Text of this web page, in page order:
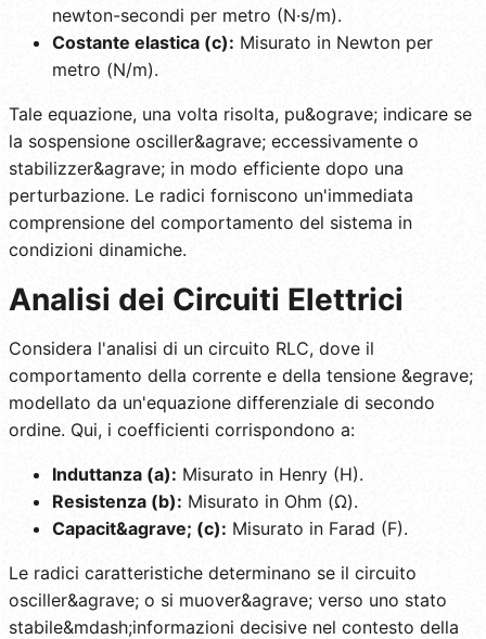
newton-secondi per metro (N·s/m).
Costante elastica (c): Misurato in Newton per
metro (N/m).
Tale equazione, una volta risolta, pu&ograve; indicare se
la sospensione osciller&agrave; eccessivamente o
stabilizzer&agrave; in modo efficiente dopo una
perturbazione. Le radici forniscono un'immediata
comprensione del comportamento del sistema in
condizioni dinamiche.
Analisi dei Circuiti Elettrici
Considera l'analisi di un circuito RLC, dove il
comportamento della corrente e della tensione &egrave;
modellato da un'equazione differenziale di secondo
ordine. Qui, i coefficienti corrispondono a:
Induttanza (a): Misurato in Henry (H).
Resistenza (b): Misurato in Ohm (Ω).
Capacit&agrave; (c): Misurato in Farad (F).
Le radici caratteristiche determinano se il circuito
osciller&agrave; o si muover&agrave; verso uno stato
stabile&mdash;informazioni decisive nel contesto della